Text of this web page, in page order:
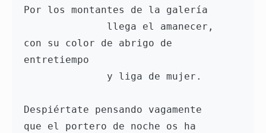
Por los montantes de la galería
con su color de abrigo de
entretiempo
Despiértate pensando vagamente
que el portero de noche os ha